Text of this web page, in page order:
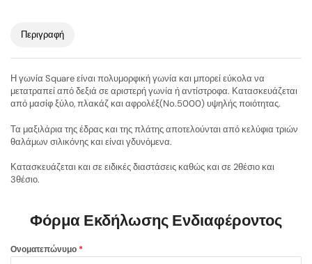
Περιγραφή
Η γωνία Square είναι πολυμορφική γωνία και μπορεί εύκολα να
μετατραπεί από δεξιά σε αριστερή γωνία ή αντίστροφα. Κατασκευάζεται
από μασίφ ξύλο, πλακάζ και αφρολέξ(No.5000) υψηλής ποιότητας.
Τα μαξιλάρια της έδρας και της πλάτης αποτελούνται από κελύφια τριών
θαλάμων σιλικόνης και είναι γδυνόμενα.
Κατασκευάζεται και σε ειδικές διαστάσεις καθώς και σε 2θέσιο και
3θέσιο.
Φόρμα Εκδήλωσης Ενδιαφέροντος
Ονοματεπώνυμο *